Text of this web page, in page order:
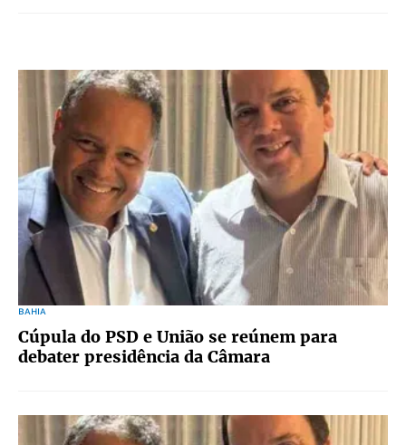
BAHIA
Cúpula do PSD e União se reúnem para
debater presidência da Câmara